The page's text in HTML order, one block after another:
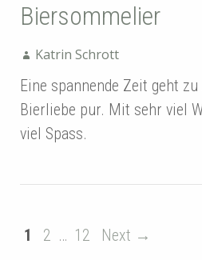
Biersommelier
Katrin Schrott
Eine spannende Zeit geht zu
Bierliebe pur. Mit sehr viel
viel Spass.
1 2 … 12 Next →